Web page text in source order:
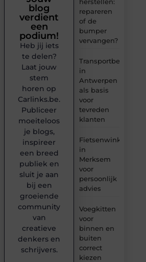
repareren
of de
bumper
vervangen?
Transportbedrijf
in
Antwerpen
als basis
voor
tevreden
klanten
Fietsenwinkel
in
Merksem
voor
persoonlijk
advies
Voegkitten
voor
binnen en
buiten
correct
kiezen
blog
verdient
een
podium!
Heb jij iets
te delen?
Laat jouw
stem
horen op
Carlinks.be.
Publiceer
moeiteloos
je blogs,
inspireer
een breed
publiek en
sluit je aan
bij een
groeiende
community
van
creatieve
denkers en
schrijvers.